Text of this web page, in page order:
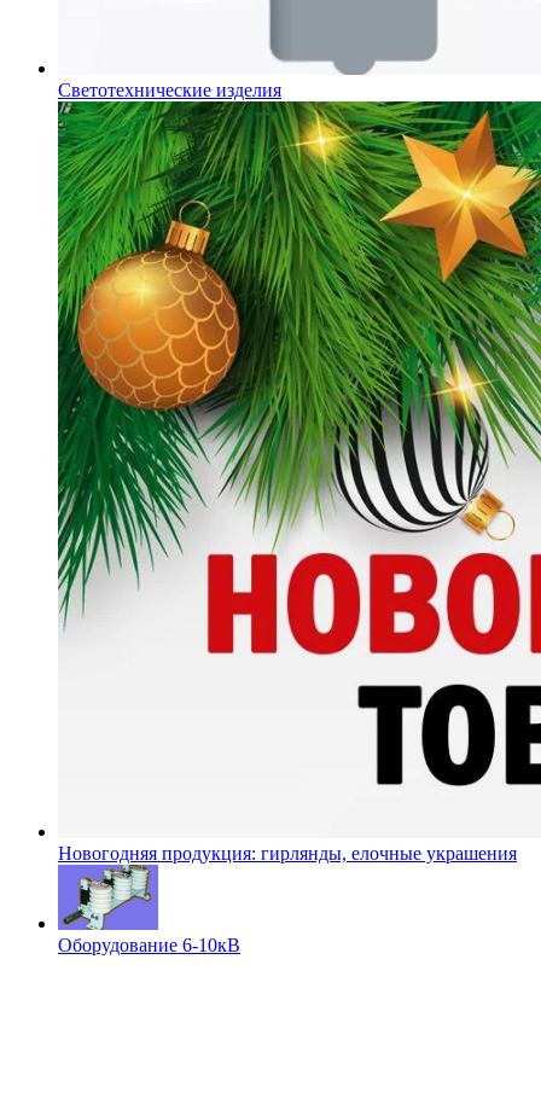
Светотехнические изделия
Новогодняя продукция: гирлянды, елочные украшения
Оборудование 6-10кВ